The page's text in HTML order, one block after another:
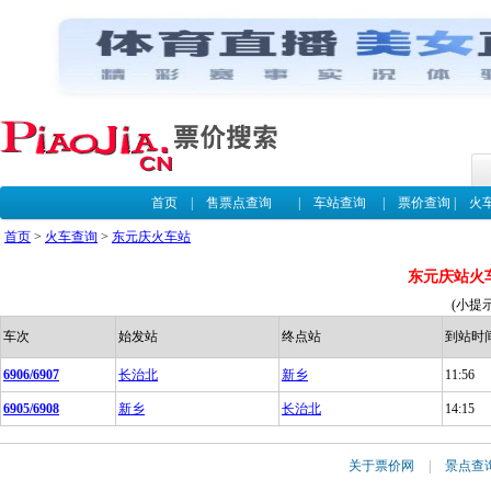
首页| 售票点查询 车站查询 票价查询 火
首页 > 火车查询 > 东元庆火车站
东元庆站火
(小提
车次 始发站 终点站 到站时
6906/6907 长治北 新乡 11:56
6905/6908 新乡 长治北 14:15
关于票价网 | 景点查